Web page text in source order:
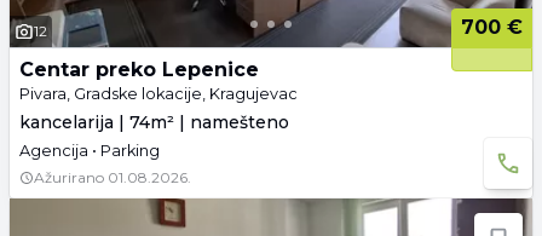
12
700 €
Centar preko Lepenice
Pivara, Gradske lokacije, Kragujevac
kancelarija | 74m² | namešteno
Agencija • Parking
Ažurirano 01.08.2026.